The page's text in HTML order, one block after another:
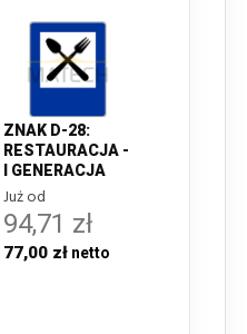
ZNAK D-28:
RESTAURACJA -
I GENERACJA
Już od
94,71 zł
77,00 zł